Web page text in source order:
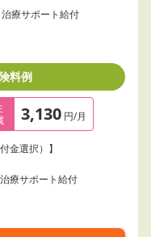
療サポート給付
料例
3,130 円/月
金選択）】
療サポート給付